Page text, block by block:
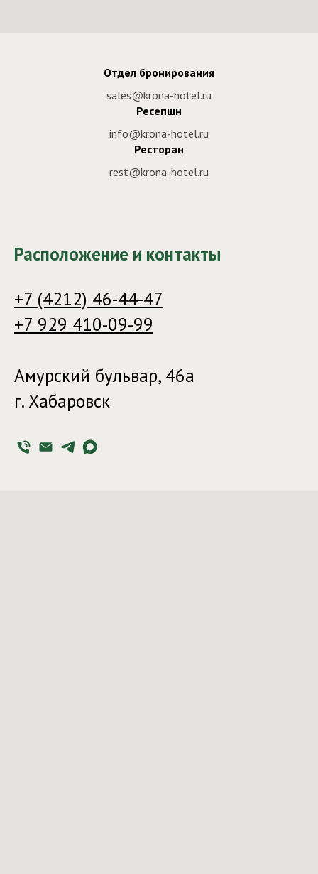
Отдел бронирования
sales@krona-hotel.ru
Ресепшн
info@krona-hotel.ru
Ресторан
rest@krona-hotel.ru
Расположение и контакты
+7 (4212) 46-44-47
+7 929 410-09-99
Амурский бульвар, 46а
г. Хабаровск